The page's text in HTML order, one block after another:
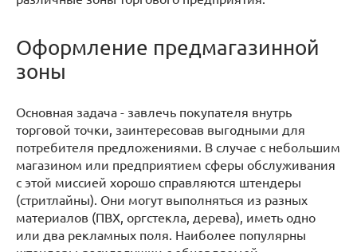
Оформление предмагазинной
зоны
Основная задача - завлечь покупателя внутрь
торговой точки, заинтересовав выгодными для
потребителя предложениями. В случае с небольшим
магазином или предприятием сферы обслуживания
с этой миссией хорошо справляются штендеры
(стритлайны). Они могут выполняться из разных
материалов (ПВХ, оргстекла, дерева), иметь одно
или два рекламных поля. Наиболее популярны